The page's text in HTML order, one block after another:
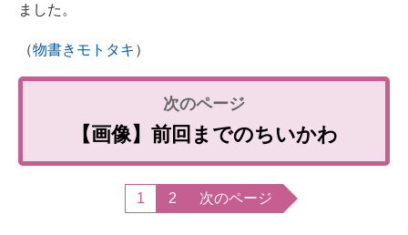
ました。
（物書きモトタキ ）
【画像】前回までのちいかわ
1 2 次のページ